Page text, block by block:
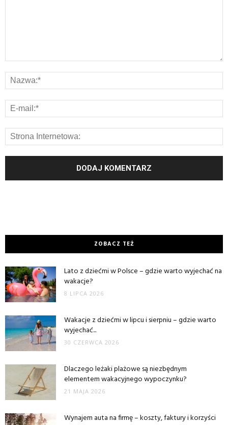
ZOBACZ TEŻ
Lato z dziećmi w Polsce – gdzie warto wyjechać na
wakacje?
8 LIPCA 2026
Wakacje z dziećmi w lipcu i sierpniu – gdzie warto
wyjechać...
30 CZERWCA 2026
Dlaczego leżaki plażowe są niezbędnym
elementem wakacyjnego wypoczynku?
21 MAJA 2026
Wynajem auta na firmę – koszty, faktury i korzyści